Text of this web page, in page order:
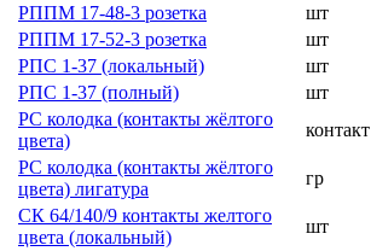
РППМ 17-48-3 розетка
шт
РППМ 17-52-3 розетка
шт
РПС 1-37 (локальный)
шт
РПС 1-37 (полный)
шт
РС колодка (контакты жёлтого
цвета)
контакт
РС колодка (контакты жёлтого
цвета) лигатура
гр
СК 64/140/9 контакты желтого
цвета (локальный)
шт